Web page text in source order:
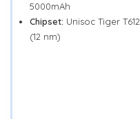
5000mAh
Chipset: Unisoc Tiger T612
(12 nm)